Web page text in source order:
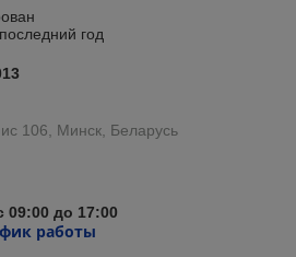
год
106, Минск, Беларусь
09:00 до 17:00
работы